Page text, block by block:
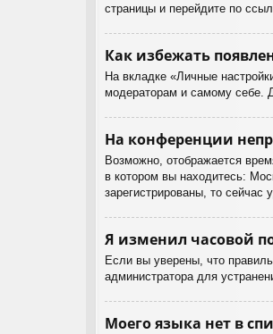
страницы и перейдите по
Как избежать
На вкладке «Личные
модераторам и самому себе.
На конференции
Возможно, отображается
в котором вы находитесь:
зарегистрированы, то сейчас
Я изменил часовой
Если вы уверены, что
администратора для
Моего языка нет в